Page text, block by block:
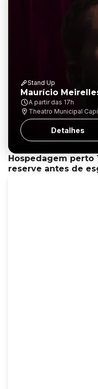
Stand Up
Maurício
A partir das 17h
Theatro Municipal
Detalhes
Hospedagem perto
reserve antes de